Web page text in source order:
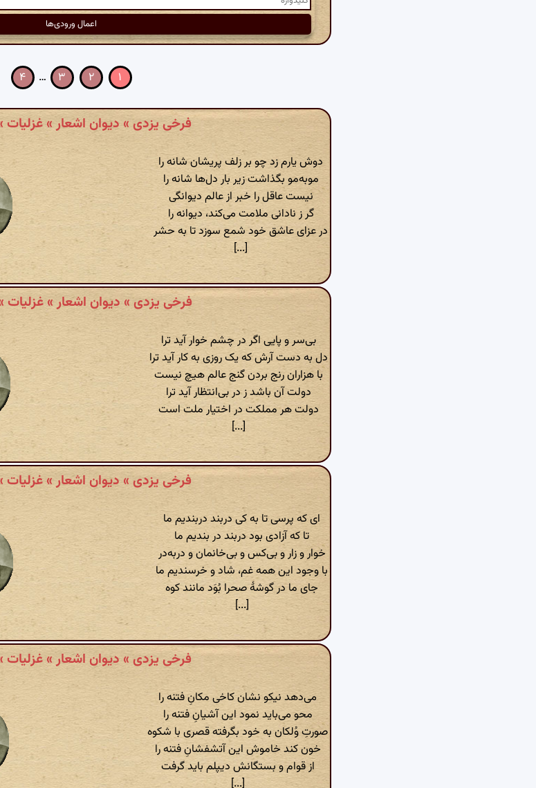
۱ ۲ ۳ … ۴
فرخی یزدی » دیوان اشعار » غزلیات
دوش یارم زد چو بر زلف پریشان شانه را
موبه‌مو بگذاشت زیر بار دل‌ها شانه را
نیست عاقل را خبر از عالم دیوانگی
گر ز نادانی ملامت می‌کند، دیوانه را
در عزای عاشق خود شمع سوزد تا به حشر
[...]
فرخی یزدی » دیوان اشعار » غزلیات »
بی‌سر و پایی اگر در چشم خوار آید ترا
دل به دست آرش که یک روزی به کار آید ترا
با هزاران رنج بردن گنج عالم هیچ نیست
دولت آن باشد ز در بی‌انتظار آید ترا
دولت هر مملکت در اختیار ملت است
[...]
فرخی یزدی » دیوان اشعار » غزلیات »
ای که پرسی تا به کی دربند دربندیم ما
تا که آزادی بود دربند در بندیم ما
خوار و زار و بی‌کس و بی‌خانمان و دربه‌در
با وجود این همه غم، شاد و خرسندیم ما
جای ما در گوشهٔ صحرا بُوَد مانند کوه
[...]
فرخی یزدی » دیوان اشعار » غزلیات »
می‌دهد نیکو نشان کاخی مکانِ فتنه را
محو می‌باید نمود این آشیانِ فتنه را
صورتِ وُلکان به خود بگرفته قصری با شکوه
خون کند خاموش این آتشفشانِ فتنه را
از قوام و بستگانش دیپلم باید گرفت
[...]